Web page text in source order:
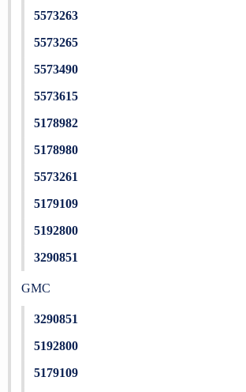
5573263
5573265
5573490
5573615
5178982
5178980
5573261
5179109
5192800
3290851
GMC
3290851
5192800
5179109